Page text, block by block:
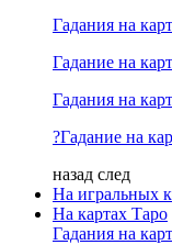
Гадания на
Гадание на
Гадания на
?Гадание на
назад след
На игральных
На картах Таро
Гадания на